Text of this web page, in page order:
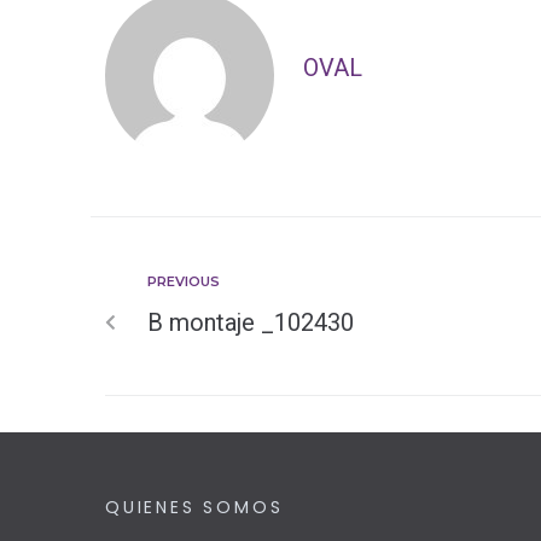
OVAL
PREVIOUS
B montaje _102430
QUIENES SOMOS